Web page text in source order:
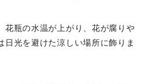
花瓶の水温が上がり、花が腐りや
日光を避けた涼しい場所に飾りま